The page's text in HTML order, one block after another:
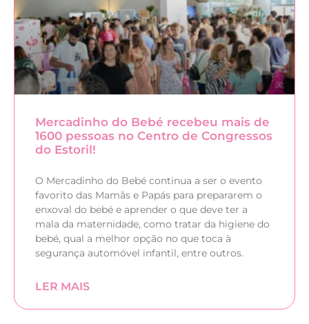
Mercadinho do Bebé recebeu mais de
1600 pessoas no Centro de Congressos
do Estoril!
O Mercadinho do Bebé continua a ser o evento
favorito das Mamãs e Papás para prepararem o
enxoval do bebé e aprender o que deve ter a
mala da maternidade, como tratar da higiene do
bebé, qual a melhor opção no que toca à
segurança automóvel infantil, entre outros.
LER MAIS